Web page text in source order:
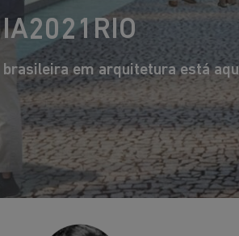
em arquitetura está
Tatiana Bilbao
Uma das mais premiadas
mexicanas da atualidade.
De